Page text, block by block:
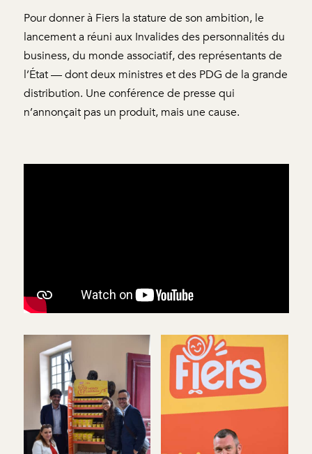
Pour donner à Fiers la stature de son ambition, le
lancement a réuni aux Invalides des personnalités du
business, du monde associatif, des représentants de
l’État — dont deux ministres et des PDG de la grande
distribution. Une conférence de presse qui
n’annonçait pas un produit, mais une cause.